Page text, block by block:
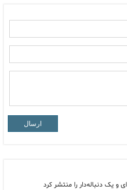
ارسال
یک دنباله‌دار را منتشر کرد